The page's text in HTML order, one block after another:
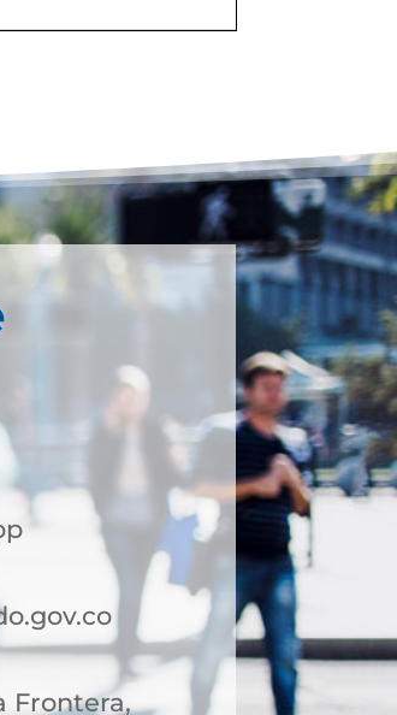
Frontera,